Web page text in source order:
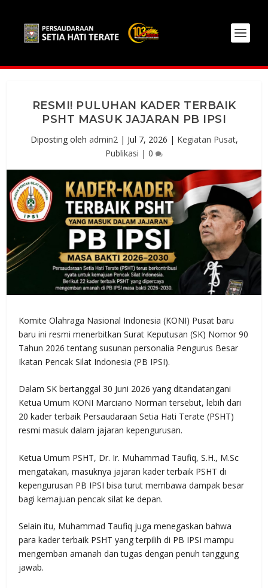
RESMI! PULUHAN KADER TERBAIK
PSHT MASUK JAJARAN PB IPSI
Diposting oleh admin2| Jul 7, 2026 | Kegiatan Pusat,
Publikasi | 0
Komite Olahraga Nasional Indonesia (KONI) Pusat baru
baru ini resmi menerbitkan Surat Keputusan (SK) Nomor 90
Tahun 2026 tentang susunan personalia Pengurus Besar
Ikatan Pencak Silat Indonesia (PB IPSI).
Dalam SK bertanggal 30 Juni 2026 yang ditandatangani
Ketua Umum KONI Marciano Norman tersebut, lebih dari
20 kader terbaik Persaudaraan Setia Hati Terate (PSHT)
resmi masuk dalam jajaran kepengurusan.
Ketua Umum PSHT, Dr. Ir. Muhammad Taufiq, S.H., M.Sc
mengatakan, masuknya jajaran kader terbaik PSHT di
kepengurusan PB IPSI bisa turut membawa dampak besar
bagi kemajuan pencak silat ke depan.
Selain itu, Muhammad Taufiq juga menegaskan bahwa
para kader terbaik PSHT yang terpilih di PB IPSI mampu
mengemban amanah dan tugas dengan penuh tanggung
jawab.